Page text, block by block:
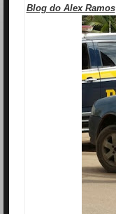
Blog do Alex Ramos